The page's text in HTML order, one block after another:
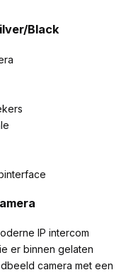
Black
IP intercom
er binnen gelaten
camera met een